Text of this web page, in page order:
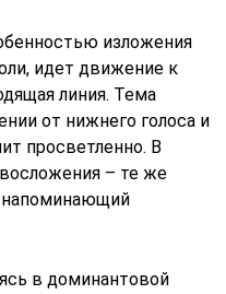
изложения
идет движение к
линия. Тема
от нижнего голоса и
просветленно. В
– те же
напоминающий
в доминантовой